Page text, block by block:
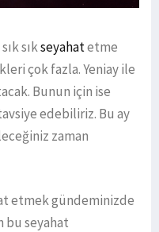
sıkseyahatetme
çok fazla. Yeniay ile
Bunun için ise
edebiliriz. Bu ay
zaman
etmek gündeminizde
bu seyahat